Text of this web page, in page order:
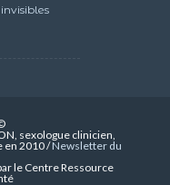
sexologue clinicien,
en 2010 /Newsletter du
le Centre Ressource